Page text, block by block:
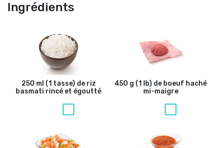
Ingrédients
250 ml (1 tasse) de riz
basmati rincé et égoutté
450 g (1 lb) de boeuf haché
mi-maigre